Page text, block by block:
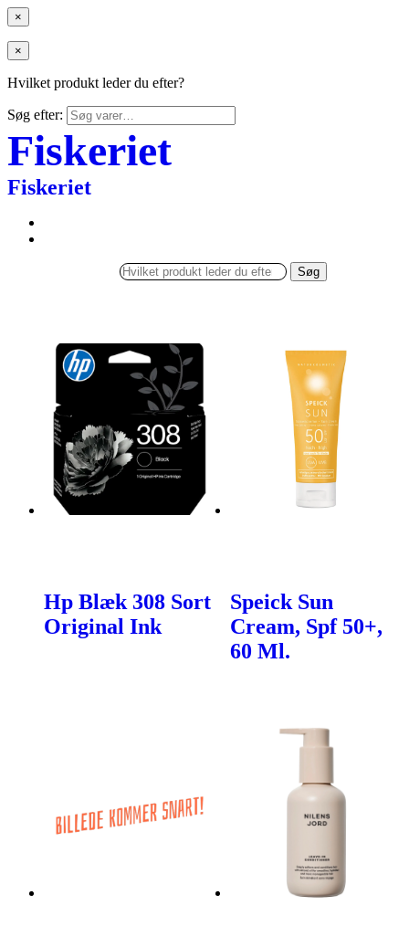
×
×
Hvilket produkt leder du efter?
Søg efter:
Fiskeriet
Fiskeriet
Søg
Hp Blæk 308 Sort
Original Ink
Speick Sun
Cream, Spf 50+,
60 Ml.